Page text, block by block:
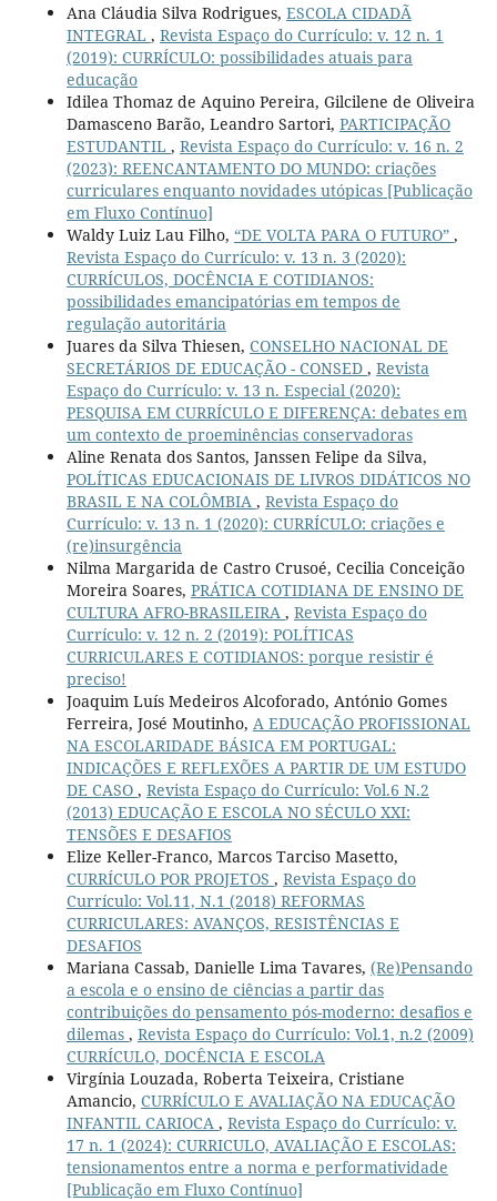
Ana Cláudia Silva Rodrigues, ESCOLA CIDADÃ
INTEGRAL , Revista Espaço do Currículo: v. 12 n. 1
(2019): CURRÍCULO: possibilidades atuais para
educação
Idilea Thomaz de Aquino Pereira, Gilcilene de Oliveira
Damasceno Barão, Leandro Sartori, PARTICIPAÇÃO
ESTUDANTIL , Revista Espaço do Currículo: v. 16 n. 2
(2023): REENCANTAMENTO DO MUNDO: criações
curriculares enquanto novidades utópicas [Publicação
em Fluxo Contínuo]
Waldy Luiz Lau Filho, “DE VOLTA PARA O FUTURO” ,
Revista Espaço do Currículo: v. 13 n. 3 (2020):
CURRÍCULOS, DOCÊNCIA E COTIDIANOS:
possibilidades emancipatórias em tempos de
regulação autoritária
Juares da Silva Thiesen, CONSELHO NACIONAL DE
SECRETÁRIOS DE EDUCAÇÃO - CONSED , Revista
Espaço do Currículo: v. 13 n. Especial (2020):
PESQUISA EM CURRÍCULO E DIFERENÇA: debates em
um contexto de proeminências conservadoras
Aline Renata dos Santos, Janssen Felipe da Silva,
POLÍTICAS EDUCACIONAIS DE LIVROS DIDÁTICOS NO
BRASIL E NA COLÔMBIA , Revista Espaço do
Currículo: v. 13 n. 1 (2020): CURRÍCULO: criações e
(re)insurgência
Nilma Margarida de Castro Crusoé, Cecilia Conceição
Moreira Soares, PRÁTICA COTIDIANA DE ENSINO DE
CULTURA AFRO-BRASILEIRA , Revista Espaço do
Currículo: v. 12 n. 2 (2019): POLÍTICAS
CURRICULARES E COTIDIANOS: porque resistir é
preciso!
Joaquim Luís Medeiros Alcoforado, António Gomes
Ferreira, José Moutinho, A EDUCAÇÃO PROFISSIONAL
NA ESCOLARIDADE BÁSICA EM PORTUGAL:
INDICAÇÕES E REFLEXÕES A PARTIR DE UM ESTUDO
DE CASO , Revista Espaço do Currículo: Vol.6 N.2
(2013) EDUCAÇÃO E ESCOLA NO SÉCULO XXI:
TENSÕES E DESAFIOS
Elize Keller-Franco, Marcos Tarciso Masetto,
CURRÍCULO POR PROJETOS , Revista Espaço do
Currículo: Vol.11, N.1 (2018) REFORMAS
CURRICULARES: AVANÇOS, RESISTÊNCIAS E
DESAFIOS
Mariana Cassab, Danielle Lima Tavares, (Re)Pensando
a escola e o ensino de ciências a partir das
contribuições do pensamento pós-moderno: desafios e
dilemas , Revista Espaço do Currículo: Vol.1, n.2 (2009)
CURRÍCULO, DOCÊNCIA E ESCOLA
Virgínia Louzada, Roberta Teixeira, Cristiane
Amancio, CURRÍCULO E AVALIAÇÃO NA EDUCAÇÃO
INFANTIL CARIOCA , Revista Espaço do Currículo: v.
17 n. 1 (2024): CURRICULO, AVALIAÇÃO E ESCOLAS:
tensionamentos entre a norma e performatividade
[Publicação em Fluxo Contínuo]